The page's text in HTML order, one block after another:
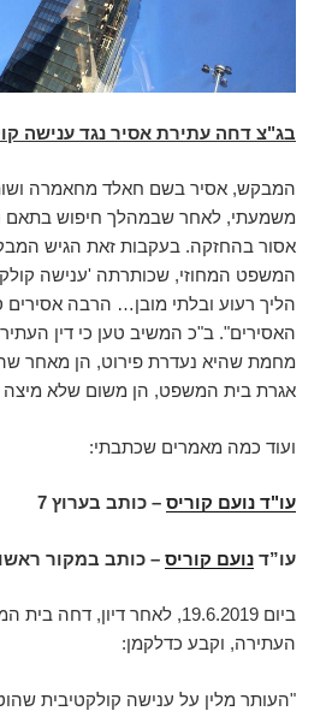
בג"צ דחה עתירת אסיר נגד ענישה
המבקש, אסיר בשם חאלד מחאמרה
משמעתי, לאחר שבמהלך חיפוש בתאם
אסור בהחזקה. בעקבות זאת הגיש
המשפט המחוזי, שכותרתה 'ענישה
הליך רעוע ובלתי מובן… הרבה אסירים
האסירים". ב"כ המשיב טען כי דין
מחמת שהיא נעדרת פירוט, הן מאחר
אגרת בית המשפט, הן משום שלא מיצה
ועוד כמה מאמרים שכתבתי:
עו"ד נועם קוריס – כותב בערוץ 7
עו”ד נועם קוריס – כותב במקור
ביום 19.6.2019, לאחר דיון,
העתירה, וקבע כדלקמן:
"העותר מלין על ענישה קולקטיבית